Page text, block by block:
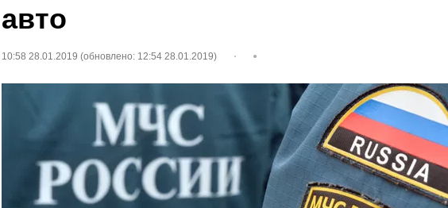
авто
10:58 28.01.2019 (обновлено: 12:54 28.01.2019)